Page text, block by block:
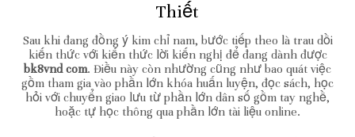
Thiết
Sau khi đang đồng ý kim chỉ nam, bước tiếp theo là trau dồi
kiến thức với kiến thức lời kiến nghị để đang dành được
bk8vnd com. Điều này còn nhường cũng như bao quát việc
gồm tham gia vào phần lớn khóa huấn luyện, đọc sách, học
hỏi với chuyển giao lưu từ phần lớn dân số gồm tay nghề,
hoặc tự học thông qua phần lớn tài liệu online.